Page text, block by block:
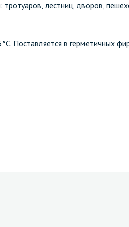
лестниц, дворов,
Поставляется в герметичных